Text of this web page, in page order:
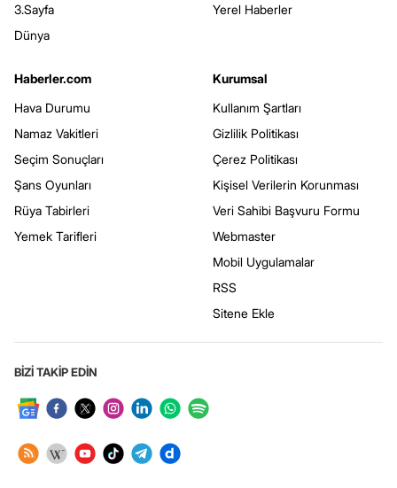
3.Sayfa
Dünya
Yerel Haberler
Haberler.com
Hava Durumu
Namaz Vakitleri
Seçim Sonuçları
Şans Oyunları
Rüya Tabirleri
Yemek Tarifleri
Kurumsal
Kullanım Şartları
Gizlilik Politikası
Çerez Politikası
Kişisel Verilerin Korunması
Veri Sahibi Başvuru Formu
Webmaster
Mobil Uygulamalar
RSS
Sitene Ekle
BİZİ TAKİP EDİN